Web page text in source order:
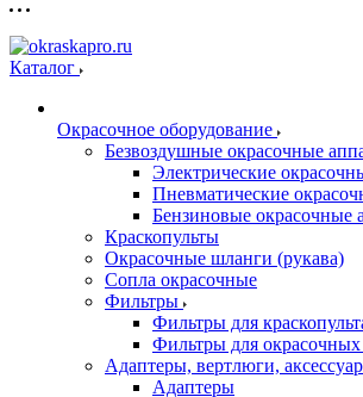
Каталог
Окрасочное оборудование
Безвоздушные окрасочные
Электрические
Пневматические
Бензиновые окрасочные
Краскопульты
Окрасочные шланги (рукава)
Сопла окрасочные
Фильтры
Фильтры для
Фильтры для окрасочных
Адаптеры, вертлюги,
Адаптеры